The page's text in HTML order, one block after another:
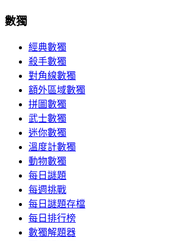
數獨
經典數獨
殺手數獨
對角線數獨
額外區域數獨
拼圖數獨
武士數獨
迷你數獨
溫度計數獨
動物數獨
每日謎題
每週挑戰
每日謎題存檔
每日排行榜
數獨解題器